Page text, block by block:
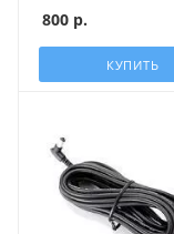
800 р.
КУПИТЬ